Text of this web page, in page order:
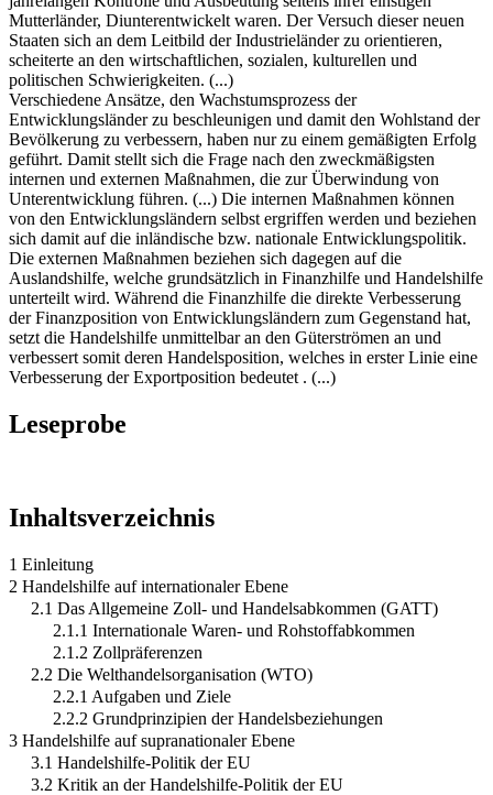
Mutterländer, Diunterentwickelt waren. Der Versuch dieser neuen
Staaten sich an dem Leitbild der Industrieländer zu orientieren,
scheiterte an den wirtschaftlichen, sozialen, kulturellen und
politischen Schwierigkeiten. (...)
Verschiedene Ansätze, den Wachstumsprozess der
Entwicklungsländer zu beschleunigen und damit den Wohlstand der
Bevölkerung zu verbessern, haben nur zu einem gemäßigten Erfolg
geführt. Damit stellt sich die Frage nach den zweckmäßigsten
internen und externen Maßnahmen, die zur Überwindung von
Unterentwicklung führen. (...) Die internen Maßnahmen können
von den Entwicklungsländern selbst ergriffen werden und beziehen
sich damit auf die inländische bzw. nationale Entwicklungspolitik.
Die externen Maßnahmen beziehen sich dagegen auf die
Auslandshilfe, welche grundsätzlich in Finanzhilfe und Handelshilfe
unterteilt wird. Während die Finanzhilfe die direkte Verbesserung
der Finanzposition von Entwicklungsländern zum Gegenstand hat,
setzt die Handelshilfe unmittelbar an den Güterströmen an und
verbessert somit deren Handelsposition, welches in erster Linie eine
Verbesserung der Exportposition bedeutet . (...)
Leseprobe
Inhaltsverzeichnis
1 Einleitung
2 Handelshilfe auf internationaler Ebene
2.1 Das Allgemeine Zoll- und Handelsabkommen (GATT)
2.1.1 Internationale Waren- und Rohstoffabkommen
2.1.2 Zollpräferenzen
2.2 Die Welthandelsorganisation (WTO)
2.2.1 Aufgaben und Ziele
2.2.2 Grundprinzipien der Handelsbeziehungen
3 Handelshilfe auf supranationaler Ebene
3.1 Handelshilfe-Politik der EU
3.2 Kritik an der Handelshilfe-Politik der EU